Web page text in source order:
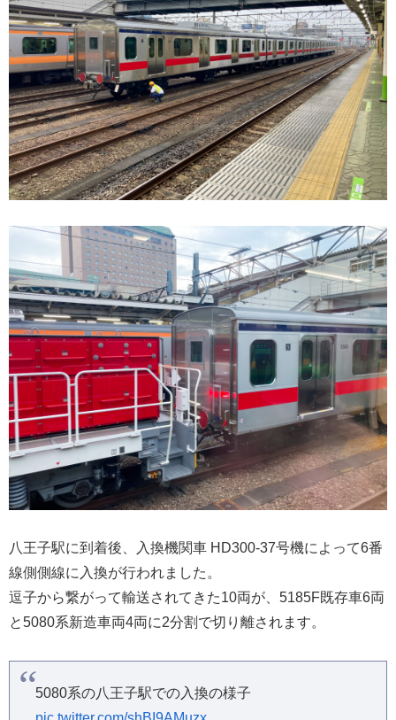
八王子駅に到着後、入換機関車 HD300-37号機によって6番
線側側線に入換が行われました。
逗子から繋がって輸送されてきた10両が、5185F既存車6両
と5080系新造車両4両に2分割で切り離されます。
5080系の八王子駅での入換の様子